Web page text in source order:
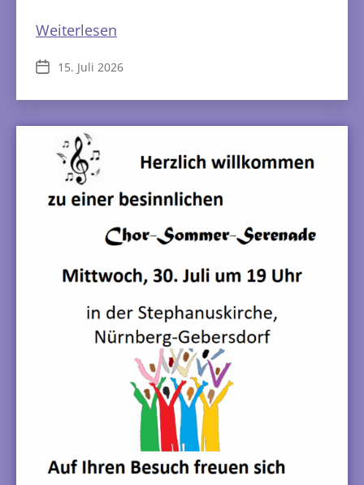
Weiterlesen
Veröffentlichungsdatum
15. Juli 2026